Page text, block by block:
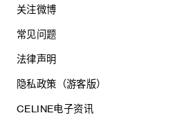
关注微博
常见问题
法律声明
隐私政策（游客版）
CELINE电子资讯